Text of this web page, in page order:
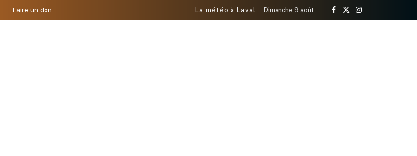
Faire un don La météo à Laval Dimanche 9 août
Facebook
X
Instagram